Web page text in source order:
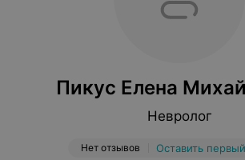
Пикус Елена
Невролог
Нет отзывов Оставить